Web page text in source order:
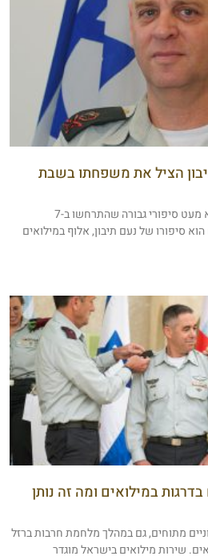
הציל את משפחתו בשבת
בחודשים האחרונים נחשפנו ללא מעט סיפורי גבורה שהתרחשו ב-7
סיפורו של נעם תיבון, אלוף במילואים
במילואים ומה זה נותן
מתוחים, גם במהלך מלחמת חרבות ברזל
שירות מילואים בישראל מוגדר